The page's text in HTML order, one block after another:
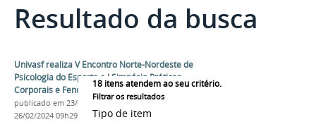
Resultado da busca
18 itens atendem ao seu critério.
Filtrar os resultados
Tipo de item
Univasf realiza V Encontro Norte-Nordeste de
Psicologia do Esporte e I Simpósio Práticas
Corporais e Fenomenologia de 2 a 4 de maio
publicado em 23/02/2024—última modificação
26/02/2024 09h29